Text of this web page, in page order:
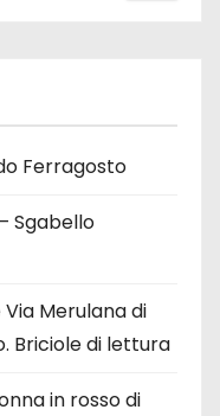
Ferragosto
Sgabello
Merulana di
Briciole di lettura
in rosso di